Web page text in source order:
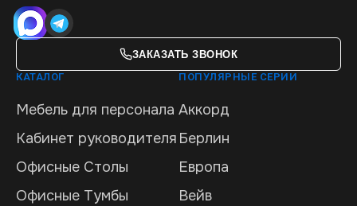
ЗАКАЗАТЬ ЗВОНОК
КАТАЛОГ
Мебель для персонала
Кабинет руководителя
Офисные Столы
Офисные Тумбы
ПОПУЛЯРНЫЕ СЕРИИ
Аккорд
Берлин
Европа
Вейв